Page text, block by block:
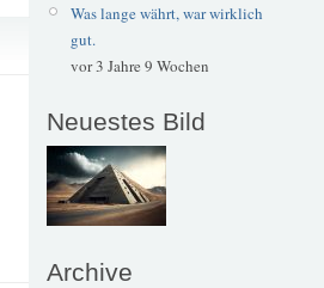
Was lange währt, war wirklich
gut.
vor 3 Jahre 9 Wochen
Neuestes Bild
Archive